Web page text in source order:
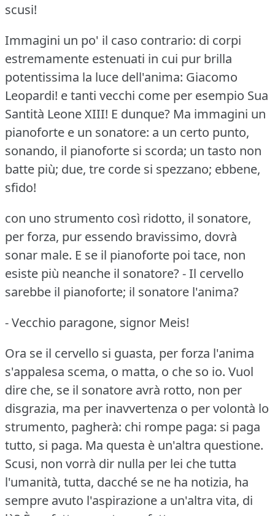
scusi!
Immagini un po' il caso contrario: di corpi
estremamente estenuati in cui pur brilla
potentissima la luce dell'anima: Giacomo
Leopardi! e tanti vecchi come per esempio Sua
Santità Leone XIII! E dunque? Ma immagini un
pianoforte e un sonatore: a un certo punto,
sonando, il pianoforte si scorda; un tasto non
batte più; due, tre corde si spezzano; ebbene,
sfido!
con uno strumento così ridotto, il sonatore,
per forza, pur essendo bravissimo, dovrà
sonar male. E se il pianoforte poi tace, non
esiste più neanche il sonatore?- Il cervello
sarebbe il pianoforte; il sonatore l'anima?
- Vecchio paragone, signor Meis!
Ora se il cervello si guasta, per forza l'anima
s'appalesa scema, o matta, o che so io. Vuol
dire che, se il sonatore avrà rotto, non per
disgrazia, ma per inavvertenza o per volontà lo
strumento, pagherà: chi rompe paga: si paga
tutto, si paga. Ma questa è un'altra questione.
Scusi, non vorrà dir nulla per lei che tutta
l'umanità, tutta, dacché se ne ha notizia, ha
sempre avuto l'aspirazione a un'altra vita, di